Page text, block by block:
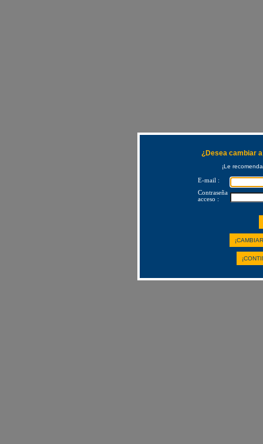
¿Desea cambiar
¡Le
E-mail :
Contraseña
acceso :